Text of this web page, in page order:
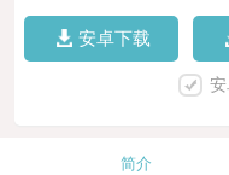
安卓下载
简介